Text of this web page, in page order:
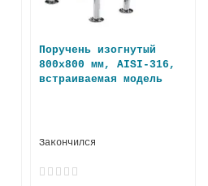
Поручень изогнутый
800х800 мм, AISI-316,
встраиваемая модель
Закончился